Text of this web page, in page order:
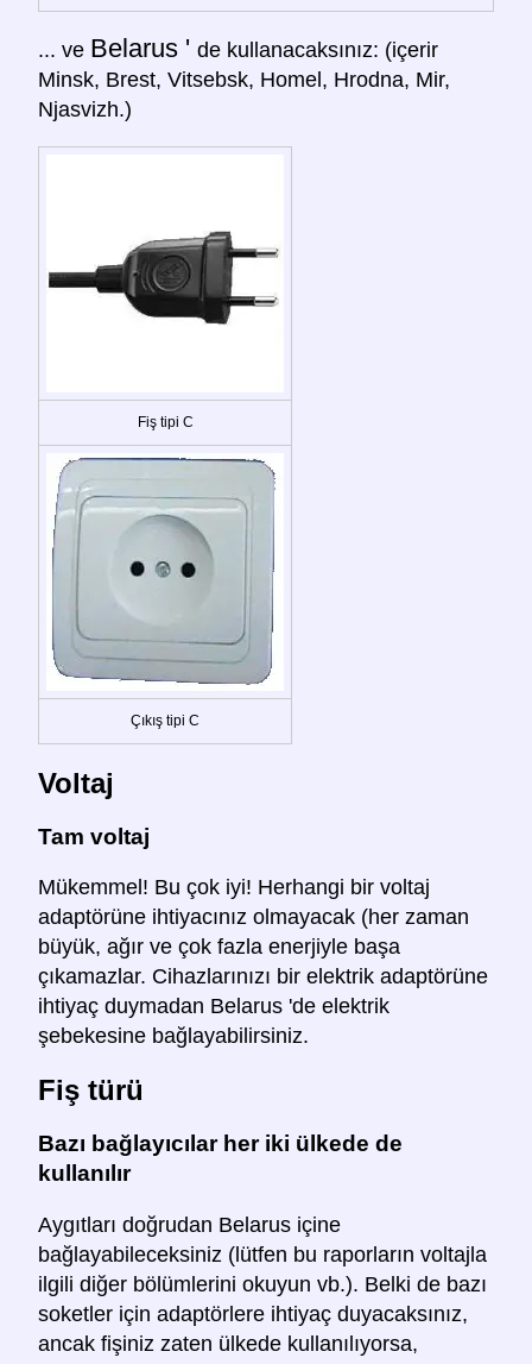
... ve Belarus ' de kullanacaksınız: (içerir
Minsk, Brest, Vitsebsk, Homel, Hrodna, Mir,
Njasvizh.)
Fiş tipi C
Çıkış tipi C
Voltaj
Tam voltaj
Mükemmel! Bu çok iyi! Herhangi bir voltaj
adaptörüne ihtiyacınız olmayacak (her zaman
büyük, ağır ve çok fazla enerjiyle başa
çıkamazlar. Cihazlarınızı bir elektrik adaptörüne
ihtiyaç duymadan Belarus 'de elektrik
şebekesine bağlayabilirsiniz.
Fiş türü
Bazı bağlayıcılar her iki ülkede de
kullanılır
Aygıtları doğrudan Belarus içine
bağlayabileceksiniz (lütfen bu raporların voltajla
ilgili diğer bölümlerini okuyun vb.). Belki de bazı
soketler için adaptörlere ihtiyaç duyacaksınız,
ancak fişiniz zaten ülkede kullanılıyorsa,